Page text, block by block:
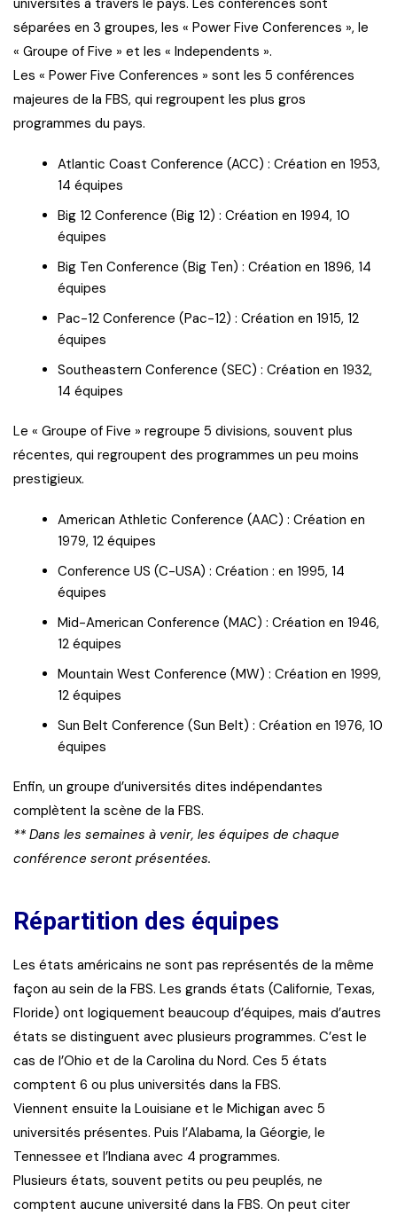
séparées en 3 groupes, les « Power Five Conferences », le
« Groupe of Five » et les « Independents ».
Les « Power Five Conferences » sont les 5 conférences
majeures de la FBS, qui regroupent les plus gros
programmes du pays.
Atlantic Coast Conference (ACC) : Création en 1953,
14 équipes
Big 12 Conference (Big 12) : Création en 1994, 10
équipes
Big Ten Conference (Big Ten) : Création en 1896, 14
équipes
Pac-12 Conference (Pac-12) : Création en 1915, 12
équipes
Southeastern Conference (SEC) : Création en 1932,
14 équipes
Le « Groupe of Five » regroupe 5 divisions, souvent plus
récentes, qui regroupent des programmes un peu moins
prestigieux.
American Athletic Conference (AAC) : Création en
1979, 12 équipes
Conference US (C-USA) : Création : en 1995, 14
équipes
Mid-American Conference (MAC) : Création en 1946,
12 équipes
Mountain West Conference (MW) : Création en 1999,
12 équipes
Sun Belt Conference (Sun Belt) : Création en 1976, 10
équipes
Enfin, un groupe d’universités dites indépendantes
complètent la scène de la FBS.
** Dans les semaines à venir, les équipes de chaque
conférence seront présentées.
Répartition des équipes
Les états américains ne sont pas représentés de la même
façon au sein de la FBS. Les grands états (Californie, Texas,
Floride) ont logiquement beaucoup d’équipes, mais d’autres
états se distinguent avec plusieurs programmes. C’est le
cas de l’Ohio et de la Carolina du Nord. Ces 5 états
comptent 6 ou plus universités dans la FBS.
Viennent ensuite la Louisiane et le Michigan avec 5
universités présentes. Puis l’Alabama, la Géorgie, le
Tennessee et l’Indiana avec 4 programmes.
Plusieurs états, souvent petits ou peu peuplés, ne
comptent aucune université dans la FBS. On peut citer